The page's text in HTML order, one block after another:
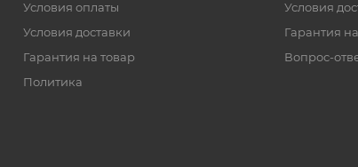
Условия оплаты
Условия доставки
Гарантия на товар
Политика
Условия
Гарантия
Вопрос-